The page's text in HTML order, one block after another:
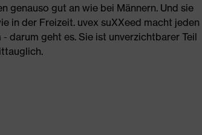
genauso gut an wie bei Männern. Und sie
in der Freizeit. uvex suXXeed macht jeden
darum geht es. Sie ist unverzichtbarer Teil